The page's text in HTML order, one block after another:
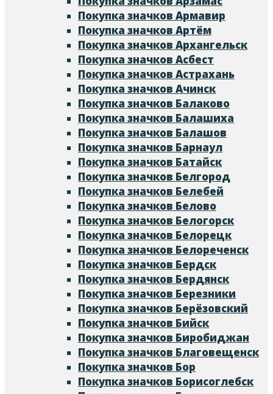
Покупка значков Армавир
Покупка значков Артём
Покупка значков Архангельск
Покупка значков Асбест
Покупка значков Астрахань
Покупка значков Ачинск
Покупка значков Балаково
Покупка значков Балашиха
Покупка значков Балашов
Покупка значков Барнаул
Покупка значков Батайск
Покупка значков Белгород
Покупка значков Белебей
Покупка значков Белово
Покупка значков Белогорск
Покупка значков Белорецк
Покупка значков Белореченск
Покупка значков Бердск
Покупка значков Бердянск
Покупка значков Березники
Покупка значков Берёзовский
Покупка значков Бийск
Покупка значков Биробиджан
Покупка значков Благовещенск
Покупка значков Бор
Покупка значков Борисоглебск